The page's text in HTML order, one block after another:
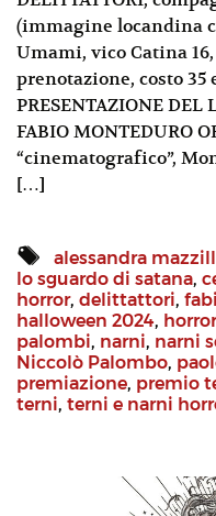
(immagine locandina
Umami, vico Catina
prenotazione, costo
PRESENTAZIONE DEL
FABIO MONTEDURO
“cinematografico”,
[…]
alessandra
lo sguardo di satana,
horror, delittattori,
halloween 2024, horror
palombi, narni, narni
Niccolò Palombo,
premiazione, premio
terni, terni e narni